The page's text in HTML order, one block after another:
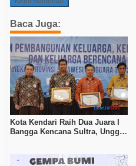
Baca Juga:
Kota Kendari Raih Dua Juara I
Bangga Kencana Sultra, Unggul